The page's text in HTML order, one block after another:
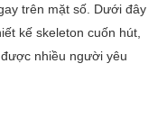
trên mặt số. Dưới đây
kế skeleton cuốn hút,
nhiều người yêu